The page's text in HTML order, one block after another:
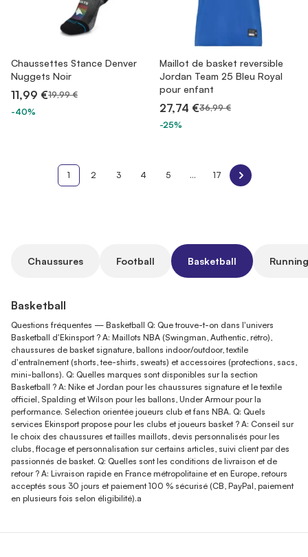
Chaussettes Stance Denver
Nuggets Noir
11,99 €19,99 €
-40%
Maillot de basket reversible
Jordan Team 25 Bleu Royal
pour enfant
27,74 €36,99 €
-25%
1 2 3 4 5 ... 17
Chaussures Football Basketball
Basketball
Questions fréquentes — Basketball Q: Que trouve-t-on dans l'univers
Basketball d'Ekinsport ? A: Maillots NBA (Swingman, Authentic, rétro),
chaussures de basket signature, ballons indoor/outdoor, textile
d'entraînement (shorts, tee-shirts, sweats) et accessoires (protections, sacs,
mini-ballons). Q: Quelles marques sont disponibles sur la section
Basketball ? A: Nike et Jordan pour les chaussures signature et le textile
officiel, Spalding et Wilson pour les ballons, Under Armour pour la
performance. Sélection orientée joueurs club et fans NBA. Q: Quels
services Ekinsport propose pour les clubs et joueurs basket ? A: Conseil sur
le choix des chaussures et tailles maillots, devis personnalisés pour les
clubs, flocage et personnalisation sur certains articles, suivi client par des
passionnés de basket. Q: Quelles sont les conditions de livraison et de
retour ? A: Livraison rapide en France métropolitaine et en Europe, retours
acceptés sous 30 jours et paiement 100 % sécurisé (CB, PayPal, paiement
en plusieurs fois selon éligibilité).a